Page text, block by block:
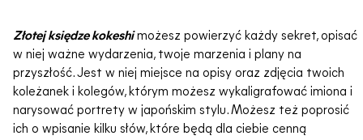
Złotej księdze kokeshimożesz powierzyć każdy sekret, opisać
w niej ważne wydarzenia, twoje marzenia i plany na
przyszłość. Jest w niej miejsce na opisy oraz zdjęcia twoich
koleżanek i kolegów, którym możesz wykaligrafować imiona i
narysować portrety w japońskim stylu. Możesz też poprosić
ich o wpisanie kilku słów, które będą dla ciebie cenną